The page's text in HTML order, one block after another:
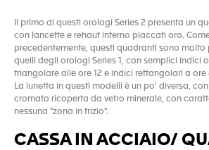
Il primo di questi orologi Series 2 presenta un
con lancette e rehaut interno placcati oro.
precedentemente, questi quadranti sono molto
quelli degli orologi Series 1, con semplici indici
triangolare alle ore 12 e indici rettangolari a ore
La lunetta in questi modelli è un po' diversa,
cromato ricoperta da vetro minerale, con
nessuna "zona in trizio".
CASSA IN ACCIAIO/